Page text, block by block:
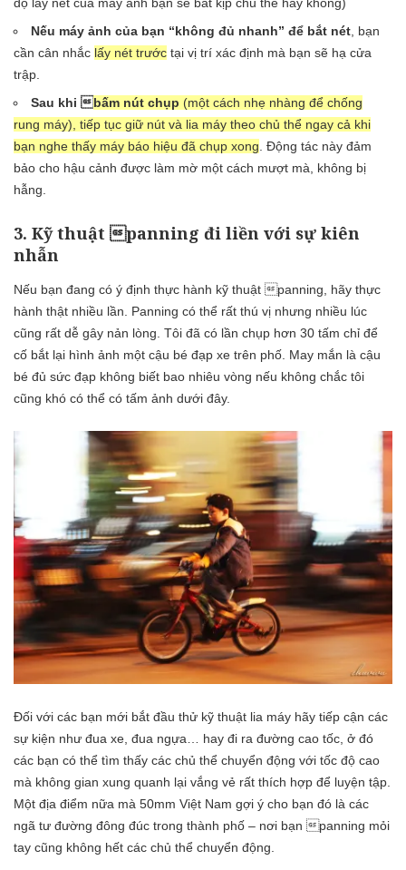
Nếu máy ảnh của bạn “không đủ nhanh” để bắt nét , bạn
cần cân nhắc lấy nét trước tại vị trí xác định mà bạn sẽ hạ cửa
trập.
Sau khi bấm nút chụp (một cách nhẹ nhàng để chống
rung máy), tiếp tục giữ nút và lia máy theo chủ thể ngay cả khi
bạn nghe thấy máy báo hiệu đã chụp xong . Động tác này đảm
bảo cho hậu cảnh được làm mờ một cách mượt mà, không bị
hẫng.
3. Kỹ thuật panning đi liền với sự kiên
nhẫn
Nếu bạn đang có ý định thực hành kỹ thuật panning, hãy thực
hành thật nhiều lần. Panning có thể rất thú vị nhưng nhiều lúc
cũng rất dễ gây nản lòng. Tôi đã có lần chụp hơn 30 tấm chỉ để
cố bắt lại hình ảnh một cậu bé đạp xe trên phố. May mắn là cậu
bé đủ sức đạp không biết bao nhiêu vòng nếu không chắc tôi
cũng khó có thể có tấm ảnh dưới đây.
Đối với các bạn mới bắt đầu thử kỹ thuật lia máy hãy tiếp cận các
sự kiện như đua xe, đua ngựa… hay đi ra đường cao tốc, ở đó
các bạn có thể tìm thấy các chủ thể chuyển động với tốc độ cao
mà không gian xung quanh lại vắng vẻ rất thích hợp để luyện tập.
Một địa điểm nữa mà 50mm Việt Nam gợi ý cho bạn đó là các
ngã tư đường đông đúc trong thành phố – nơi bạn panning mỏi
tay cũng không hết các chủ thể chuyển động.